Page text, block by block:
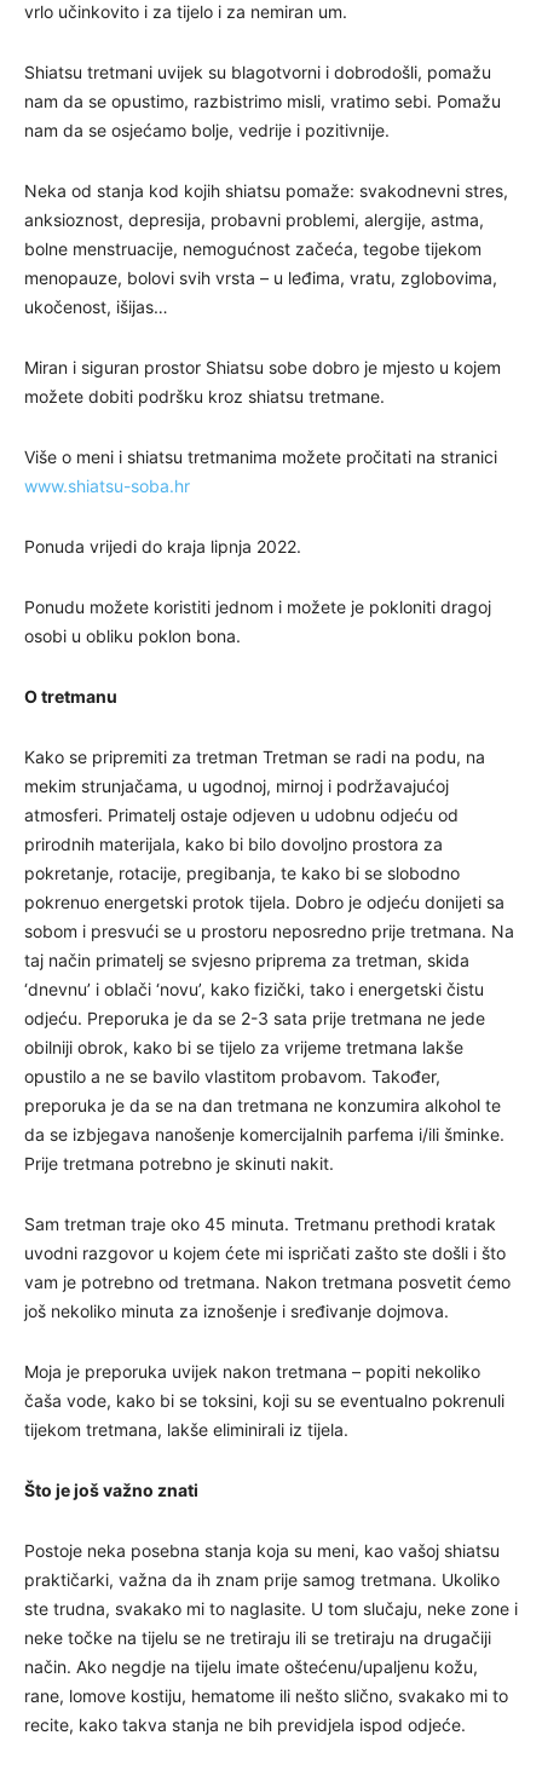
vrlo učinkovito i za tijelo i za nemiran um.
Shiatsu tretmani uvijek su blagotvorni i dobrodošli, pomažu
nam da se opustimo, razbistrimo misli, vratimo sebi. Pomažu
nam da se osjećamo bolje, vedrije i pozitivnije.
Neka od stanja kod kojih shiatsu pomaže: svakodnevni stres,
anksioznost, depresija, probavni problemi, alergije, astma,
bolne menstruacije, nemogućnost začeća, tegobe tijekom
menopauze, bolovi svih vrsta – u leđima, vratu, zglobovima,
ukočenost, išijas…
Miran i siguran prostor Shiatsu sobe dobro je mjesto u kojem
možete dobiti podršku kroz shiatsu tretmane.
Više o meni i shiatsu tretmanima možete pročitati na stranici
www.shiatsu-soba.hr
Ponuda vrijedi do kraja lipnja 2022.
Ponudu možete koristiti jednom i možete je pokloniti dragoj
osobi u obliku poklon bona.
O tretmanu
Kako se pripremiti za tretman Tretman se radi na podu, na
mekim strunjačama, u ugodnoj, mirnoj i podržavajućoj
atmosferi. Primatelj ostaje odjeven u udobnu odjeću od
prirodnih materijala, kako bi bilo dovoljno prostora za
pokretanje, rotacije, pregibanja, te kako bi se slobodno
pokrenuo energetski protok tijela. Dobro je odjeću donijeti sa
sobom i presvući se u prostoru neposredno prije tretmana. Na
taj način primatelj se svjesno priprema za tretman, skida
‘dnevnu’ i oblači ‘novu’, kako fizički, tako i energetski čistu
odjeću. Preporuka je da se 2-3 sata prije tretmana ne jede
obilniji obrok, kako bi se tijelo za vrijeme tretmana lakše
opustilo a ne se bavilo vlastitom probavom. Također,
preporuka je da se na dan tretmana ne konzumira alkohol te
da se izbjegava nanošenje komercijalnih parfema i/ili šminke.
Prije tretmana potrebno je skinuti nakit.
Sam tretman traje oko 45 minuta. Tretmanu prethodi kratak
uvodni razgovor u kojem ćete mi ispričati zašto ste došli i što
vam je potrebno od tretmana. Nakon tretmana posvetit ćemo
još nekoliko minuta za iznošenje i sređivanje dojmova.
Moja je preporuka uvijek nakon tretmana – popiti nekoliko
čaša vode, kako bi se toksini, koji su se eventualno pokrenuli
tijekom tretmana, lakše eliminirali iz tijela.
Što je još važno znati
Postoje neka posebna stanja koja su meni, kao vašoj shiatsu
praktičarki, važna da ih znam prije samog tretmana. Ukoliko
ste trudna, svakako mi to naglasite. U tom slučaju, neke zone i
neke točke na tijelu se ne tretiraju ili se tretiraju na drugačiji
način. Ako negdje na tijelu imate oštećenu/upaljenu kožu,
rane, lomove kostiju, hematome ili nešto slično, svakako mi to
recite, kako takva stanja ne bih previdjela ispod odjeće.